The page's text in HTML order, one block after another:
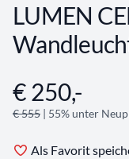
LUMEN
€ 250,-
€ 555 | 55% unter
Als Favorit